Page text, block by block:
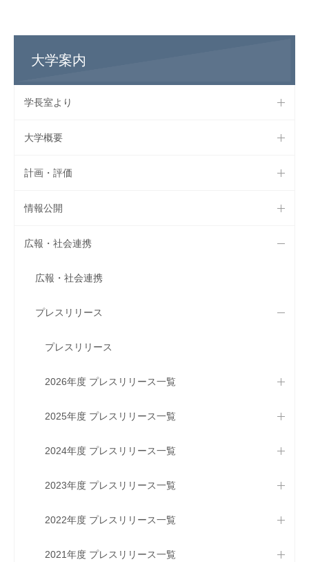
大学案内
学長室より
大学概要
計画・評価
情報公開
広報・社会連携
広報・社会連携
プレスリリース
プレスリリース
2026年度 プレスリリース一覧
2025年度 プレスリリース一覧
2024年度 プレスリリース一覧
2023年度 プレスリリース一覧
2022年度 プレスリリース一覧
2021年度 プレスリリース一覧